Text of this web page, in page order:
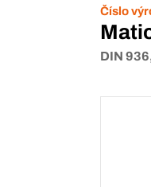
Číslo
DIN